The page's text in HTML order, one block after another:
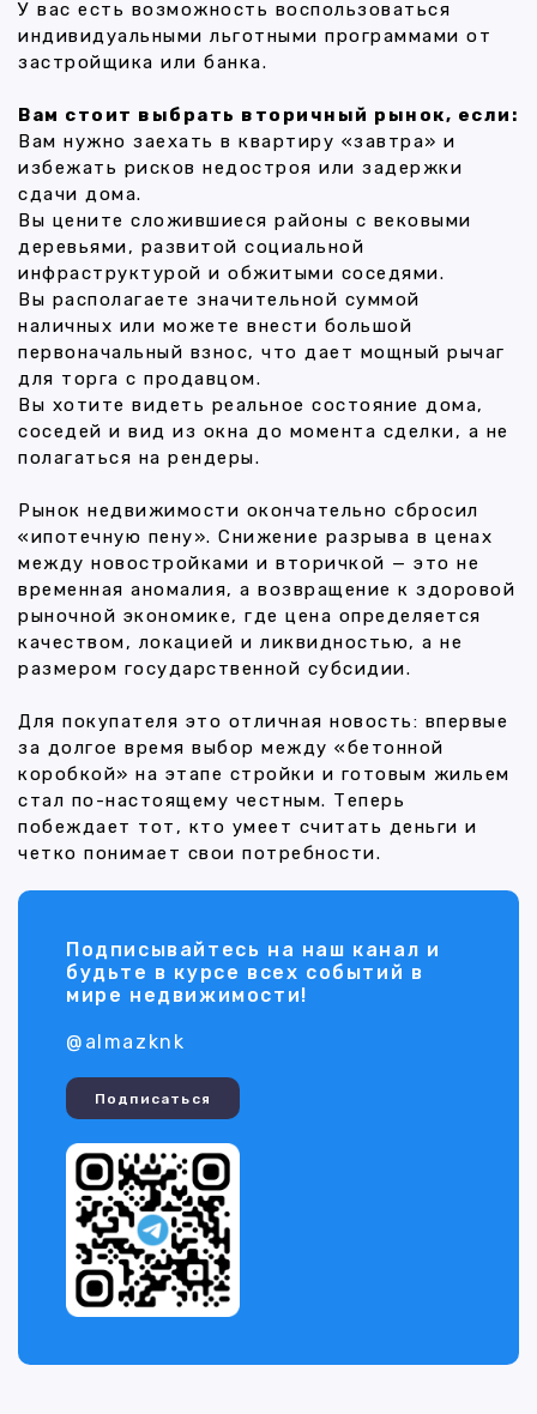
У вас есть возможность воспользоваться
индивидуальными льготными программами от
застройщика или банка.
Вам стоит выбрать вторичный рынок, если:
Вам нужно заехать в квартиру «завтра» и
избежать рисков недостроя или задержки
сдачи дома.
Вы цените сложившиеся районы с вековыми
деревьями, развитой социальной
инфраструктурой и обжитыми соседями.
Вы располагаете значительной суммой
наличных или можете внести большой
первоначальный взнос, что дает мощный рычаг
для торга с продавцом.
Вы хотите видеть реальное состояние дома,
соседей и вид из окна до момента сделки, а не
полагаться на рендеры.
Рынок недвижимости окончательно сбросил
«ипотечную пену». Снижение разрыва в ценах
между новостройками и вторичкой — это не
временная аномалия, а возвращение к здоровой
рыночной экономике, где цена определяется
качеством, локацией и ликвидностью, а не
размером государственной субсидии.
Для покупателя это отличная новость: впервые
за долгое время выбор между «бетонной
коробкой» на этапе стройки и готовым жильем
стал по-настоящему честным. Теперь
побеждает тот, кто умеет считать деньги и
четко понимает свои потребности.
Подписывайтесь на наш канал и
будьте в курсе всех событий в
мире недвижимости!
@almazknk
Подписаться